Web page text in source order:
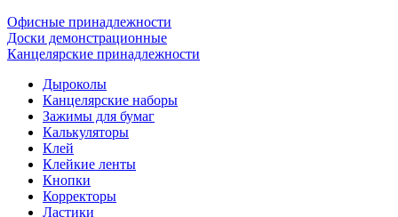
Офисные принадлежности
Доски демонстрационные
Канцелярские принадлежности
Дыроколы
Канцелярские наборы
Зажимы для бумаг
Калькуляторы
Клей
Клейкие ленты
Кнопки
Корректоры
Ластики